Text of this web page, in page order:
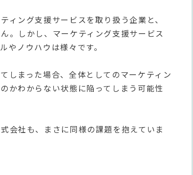
ィング支援サービスを取り扱う企業と、
。しかし、マーケティング支援サービス
やノウハウは様々です。
しまった場合、全体としてのマーケティン
かわからない状態に陥ってしまう可能性
会社も、まさに同様の課題を抱えていま